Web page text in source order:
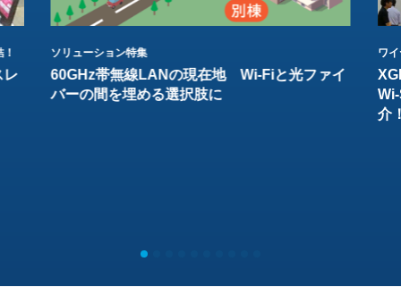
レ
ソリューション特集
60GHz帯無線LANの現在地 Wi-Fiと光ファイ
バーの間を埋める選択肢に
ワ
介